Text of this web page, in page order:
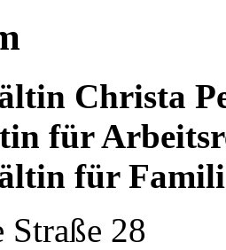
Christa
für
für
Straße 28